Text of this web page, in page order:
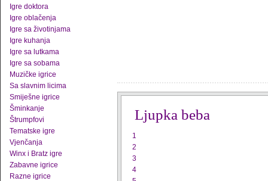
Igre doktora
Igre oblačenja
Igre sa životinjama
Igre kuhanja
Igre sa lutkama
Igre sa sobama
Muzičke igrice
Sa slavnim licima
Smiješne igrice
Šminkanje
Štrumpfovi
Tematske igre
Vjenčanja
Winx i Bratz igre
Zabavne igrice
Razne igrice
Ljupka beba
1
2
3
4